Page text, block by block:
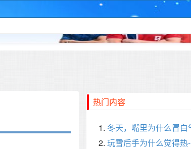
热门内容
冬天，嘴里为什么冒
玩雪后手为什么觉得热